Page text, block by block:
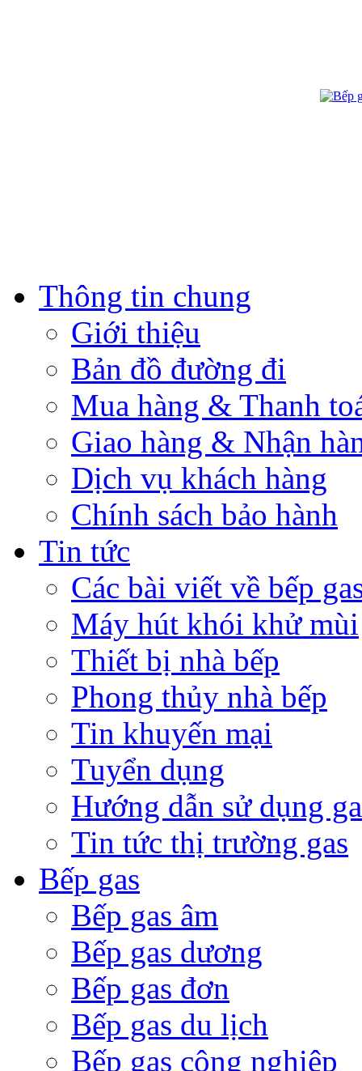
Thông tin chung
Giới thiệu
Bản đồ đường đi
Mua hàng & Thanh
Giao hàng & Nhận
Dịch vụ khách hàng
Chính sách bảo hành
Tin tức
Các bài viết về bếp
Máy hút khói khử mùi
Thiết bị nhà bếp
Phong thủy nhà bếp
Tin khuyến mại
Tuyển dụng
Hướng dẫn sử dụng
Tin tức thị trường gas
Bếp gas
Bếp gas âm
Bếp gas dương
Bếp gas đơn
Bếp gas du lịch
Bếp gas công nghiệp